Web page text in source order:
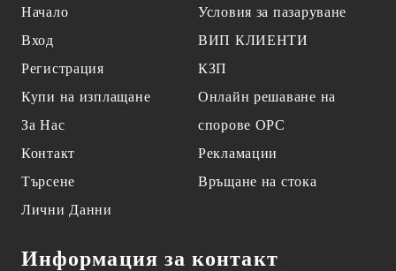
Начало
Вход
Регистрация
Купи на изплащане
За Нас
Контакт
Търсене
Лични Данни
Условия за пазаруване
ВИП КЛИЕНТИ
КЗП
Онлайн решаване на
спорове OPC
Рекламации
Връщане на стока
Информация за контакт